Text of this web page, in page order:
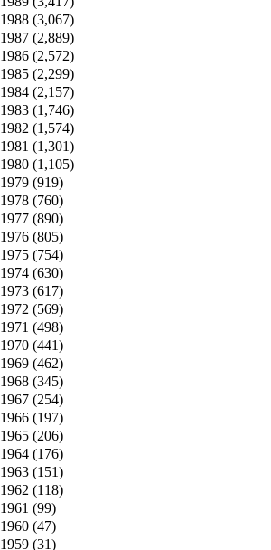
1988 (3,067)
1987 (2,889)
1986 (2,572)
1985 (2,299)
1984 (2,157)
1983 (1,746)
1982 (1,574)
1981 (1,301)
1980 (1,105)
1979 (919)
1978 (760)
1977 (890)
1976 (805)
1975 (754)
1974 (630)
1973 (617)
1972 (569)
1971 (498)
1970 (441)
1969 (462)
1968 (345)
1967 (254)
1966 (197)
1965 (206)
1964 (176)
1963 (151)
1962 (118)
1961 (99)
1960 (47)
1959 (31)